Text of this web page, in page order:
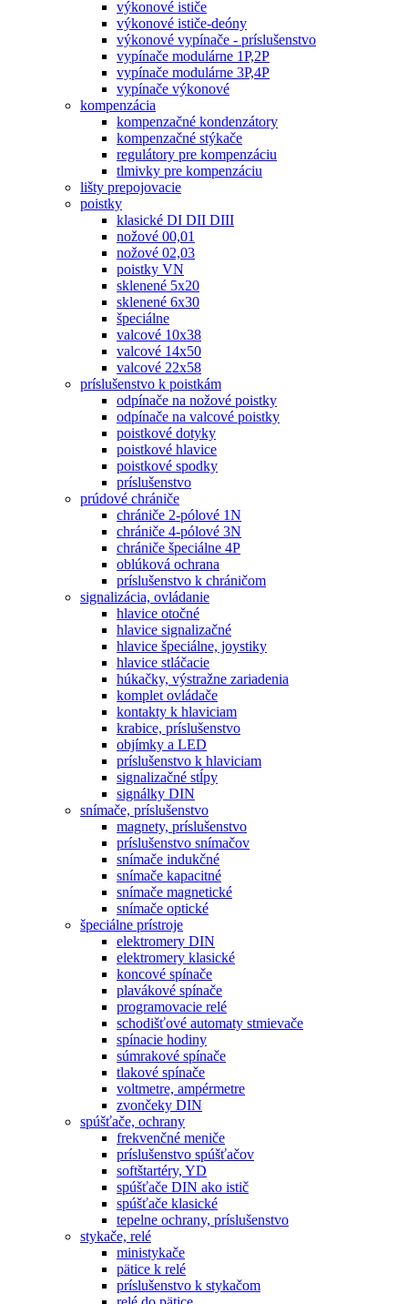
výkonové ističe
výkonové ističe-deóny
výkonové vypínače - príslušenstvo
vypínače modulárne 1P,2P
vypínače modulárne 3P,4P
vypínače výkonové
kompenzácia
kompenzačné kondenzátory
kompenzačné stýkače
regulátory pre kompenzáciu
tlmivky pre kompenzáciu
lišty prepojovacie
poistky
klasické DI DII DIII
nožové 00,01
nožové 02,03
poistky VN
sklenené 5x20
sklenené 6x30
špeciálne
valcové 10x38
valcové 14x50
valcové 22x58
príslušenstvo k poistkám
odpínače na nožové poistky
odpínače na valcové poistky
poistkové dotyky
poistkové hlavice
poistkové spodky
príslušenstvo
prúdové chrániče
chrániče 2-pólové 1N
chrániče 4-pólové 3N
chrániče špeciálne 4P
oblúková ochrana
príslušenstvo k chráničom
signalizácia, ovládanie
hlavice otočné
hlavice signalizačné
hlavice špeciálne, joystiky
hlavice stláčacie
húkačky, výstražne zariadenia
komplet ovládače
kontakty k hlaviciam
krabice, príslušenstvo
objímky a LED
príslušenstvo k hlaviciam
signalizačné stĺpy
signálky DIN
snímače, príslušenstvo
magnety, príslušenstvo
príslušenstvo snímačov
snímače indukčné
snímače kapacitné
snímače magnetické
snímače optické
špeciálne prístroje
elektromery DIN
elektromery klasické
koncové spínače
plavákové spínače
programovacie relé
schodišťové automaty stmievače
spínacie hodiny
súmrakové spínače
tlakové spínače
voltmetre, ampérmetre
zvončeky DIN
spúšťače, ochrany
frekvenčné meniče
príslušenstvo spúšťačov
softštartéry, YD
spúšťače DIN ako istič
spúšťače klasické
tepelne ochrany, príslušenstvo
stykače, relé
ministykače
pätice k relé
príslušenstvo k stykačom